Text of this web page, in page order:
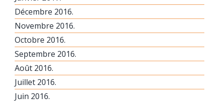
Décembre 2016.
Novembre 2016.
Octobre 2016.
Septembre 2016.
Août 2016.
Juillet 2016.
Juin 2016.